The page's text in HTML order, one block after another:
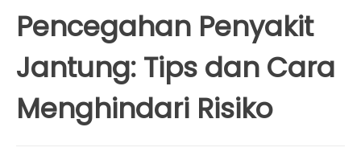
Pencegahan Penyakit
Jantung: Tips dan Cara
Menghindari Risiko